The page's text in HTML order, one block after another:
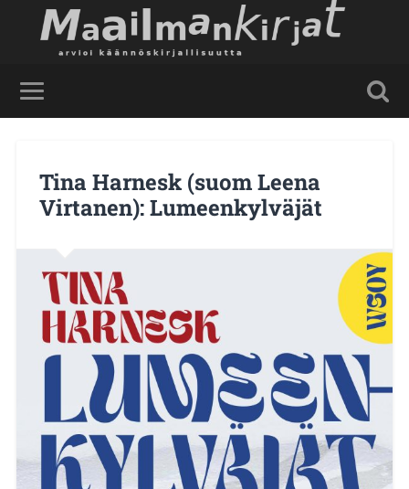
Tina Harnesk (suom Leena
Virtanen): Lumeenkylväjät